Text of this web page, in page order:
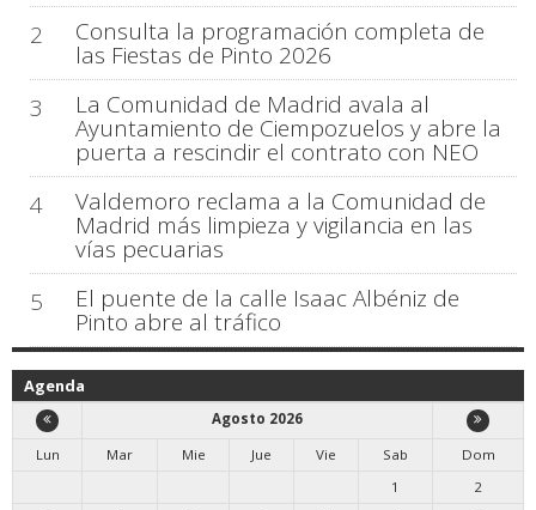
2
Consulta la programación completa de
las Fiestas de Pinto 2026
3
La Comunidad de Madrid avala al
Ayuntamiento de Ciempozuelos y abre la
puerta a rescindir el contrato con NEO
4
Valdemoro reclama a la Comunidad de
Madrid más limpieza y vigilancia en las
vías pecuarias
5
El puente de la calle Isaac Albéniz de
Pinto abre al tráfico
Agenda
Agosto 2026
Lun
Mar Mie Jue Vie Sab
Dom
1
2